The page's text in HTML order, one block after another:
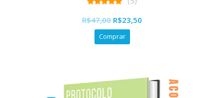
out of 5
R$47,00 R$23,50
Comprar